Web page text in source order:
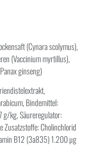
(Cynara scolymus),
(Vaccinium myrtillus),
ginseng)
Bindemittel:
g/kg, Säureregulator:
Cholinchlorid
B12 (3a835) 1.200 µg